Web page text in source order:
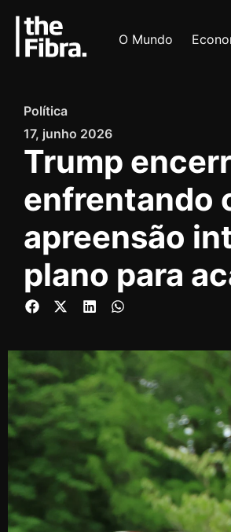
O Mundo
Política
17, junho 2026
Trump
enfrentando
apreensão
plano para